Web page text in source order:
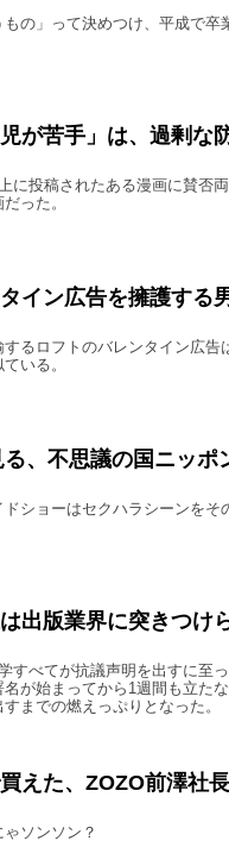
もの」って決めつけ、平成で卒
児が苦手」は、過剰な
に投稿されたある漫画に賛否
った。
イン広告を擁護する
るロフトのバレンタイン広告
いる。
、不思議の国ニッポ
ショーはセクハラシーンをそ
出版業界に突きつけ
すべてが抗議声明を出すに至
が始まってから1週間も立た
までの燃えっぷりとなった。
えた、ZOZO前澤社
ソンソン？